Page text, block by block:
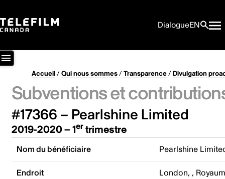
DialogueEN
Accueil/Qui nous sommes/Transparence/Divulgation
Subventions et
#17366 – Pearlshine Limited
2019-2020 – 1ertrimestre
Nom du bénéficiaire Pearlshine
Endroit London, ,